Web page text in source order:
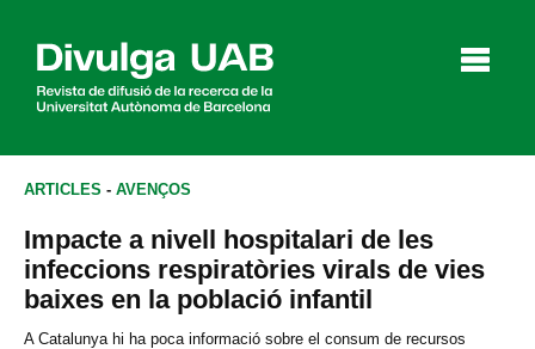
Articles
ARTICLES - AVENÇOS
Impacte a nivell hospitalari de les
infeccions respiratòries virals de vies
baixes en la població infantil
A Catalunya hi ha poca informació sobre el consum de recursos